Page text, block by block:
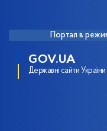
Портал в
GOV.UA
Державні сайти України